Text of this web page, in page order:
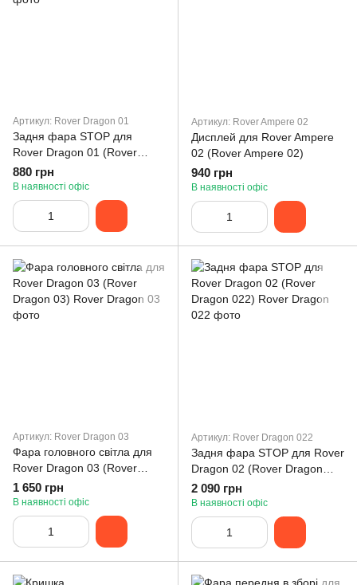
Артикул: Rover Dragon 01
Задня фара STOP для
Rover Dragon 01 (Rover
Dragon 01)
880 грн
В наявності офіс
Артикул: Rover Ampere 02
Дисплей для Rover Ampere
02 (Rover Ampere 02)
940 грн
В наявності офіс
Артикул: Rover Dragon 03
Фара головного світла для
Rover Dragon 03 (Rover
Dragon 03)
1 650 грн
В наявності офіс
Артикул: Rover Dragon 022
Задня фара STOP для Rover
Dragon 02 (Rover Dragon
022)
2 090 грн
В наявності офіс